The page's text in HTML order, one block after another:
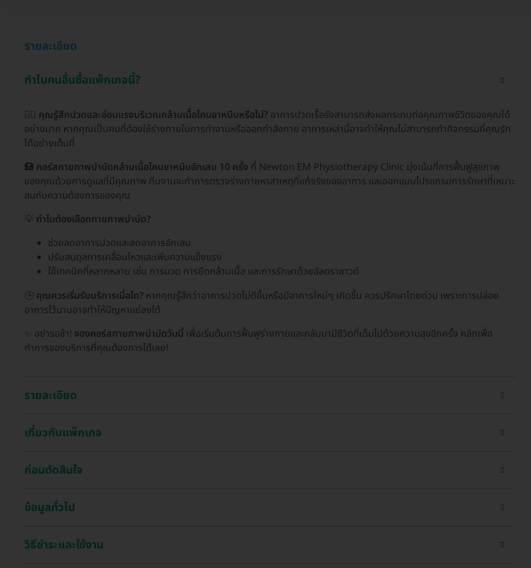
รายละเอียด
ทำไมคนอื่นซื้อแพ็กเกจนี้?
🏃‍♂️ คุณรู้สึกปวดและอ่อนแรงบริเวณกล้ามเนื้อโคนขาหนีบหรือไม่? อาการปวดเรื้อรังสามารถส่งผลกระทบต่อคุณภาพชีวิตของคุณได้
อย่างมาก หากคุณเป็นคนที่ต้องใช้ร่างกายในการทำงานหรือออกกำลังกาย อาการเหล่านี้อาจทำให้คุณไม่สามารถทำกิจกรรมที่คุณรัก
ได้อย่างเต็มที่
🏥 คอร์สกายภาพบำบัดกล้ามเนื้อโคนขาหนีบอักเสบ 10 ครั้ง ที่ Newton EM Physiotherapy Clinic มุ่งเน้นที่การฟื้นฟูสุขภาพ
ของคุณด้วยการดูแลที่มีคุณภาพ ทีมงานจะทำการตรวจร่างกายหาสาเหตุที่แท้จริงของอาการ และออกแบบโปรแกรมการรักษาที่เหมาะ
สมกับความต้องการของคุณ
💡 ทำไมต้องเลือกกายภาพบำบัด?
ช่วยลดอาการปวดและลดอาการอักเสบ
ปรับสมดุลการเคลื่อนไหวและเพิ่มความแข็งแรง
ใช้เทคนิคที่หลากหลาย เช่น การนวด การยืดกล้ามเนื้อ และการรักษาด้วยอัลตราซาวด์
🕒 คุณควรเริ่มรับบริการเมื่อใด? หากคุณรู้สึกว่าอาการปวดไม่ดีขึ้นหรือมีอาการใหม่ๆ เกิดขึ้น ควรปรึกษาโดยด่วน เพราะการปล่อย
อาการไว้นานอาจทำให้ปัญหาแย่ลงได้
✨ อย่ารอช้า! จองคอร์สกายภาพบำบัดวันนี้ เพื่อเริ่มต้นการฟื้นฟูร่างกายและกลับมามีชีวิตที่เต็มไปด้วยความสุขอีกครั้ง คลิกเพื่อ
ทำการจองบริการที่คุณต้องการได้เลย!
รายละเอียด
เกี่ยวกับแพ็กเกจ
ก่อนตัดสินใจ
ข้อมูลทั่วไป
วิธีชำระและใช้งาน